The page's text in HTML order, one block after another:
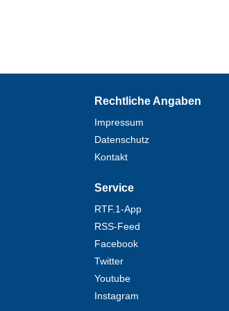
Rechtliche Angaben
Impressum
Datenschutz
Kontakt
Service
RTF.1-App
RSS-Feed
Facebook
Twitter
Youtube
Instagram